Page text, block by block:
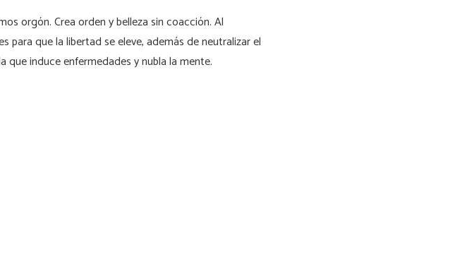
orgón. Crea orden y belleza sin coacción. Al
que la libertad se eleve, además de neutralizar el
induce enfermedades y nubla la mente.